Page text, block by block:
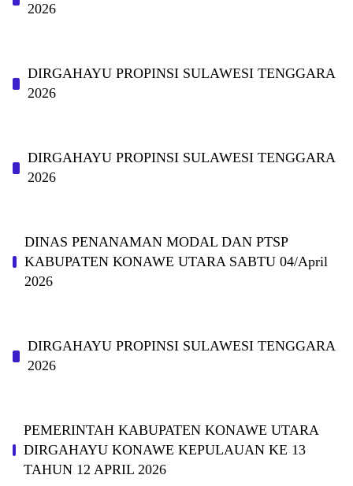
2026
DIRGAHAYU PROPINSI SULAWESI TENGGARA
2026
DIRGAHAYU PROPINSI SULAWESI TENGGARA
2026
DINAS PΕΝΑΝΑΜAN MODAL DAN PTSP
KABUPAΤΕΝ ΚΟNAWE UTARA SABTU 04/April
2026
DIRGAHAYU PROPINSI SULAWESI TENGGARA
2026
PEMERINTAH KABUPATEN KONAWE UTARA
DIRGAHAYU KONAWE KEPULAUAN KE 13
TAHUN 12 APRIL 2026